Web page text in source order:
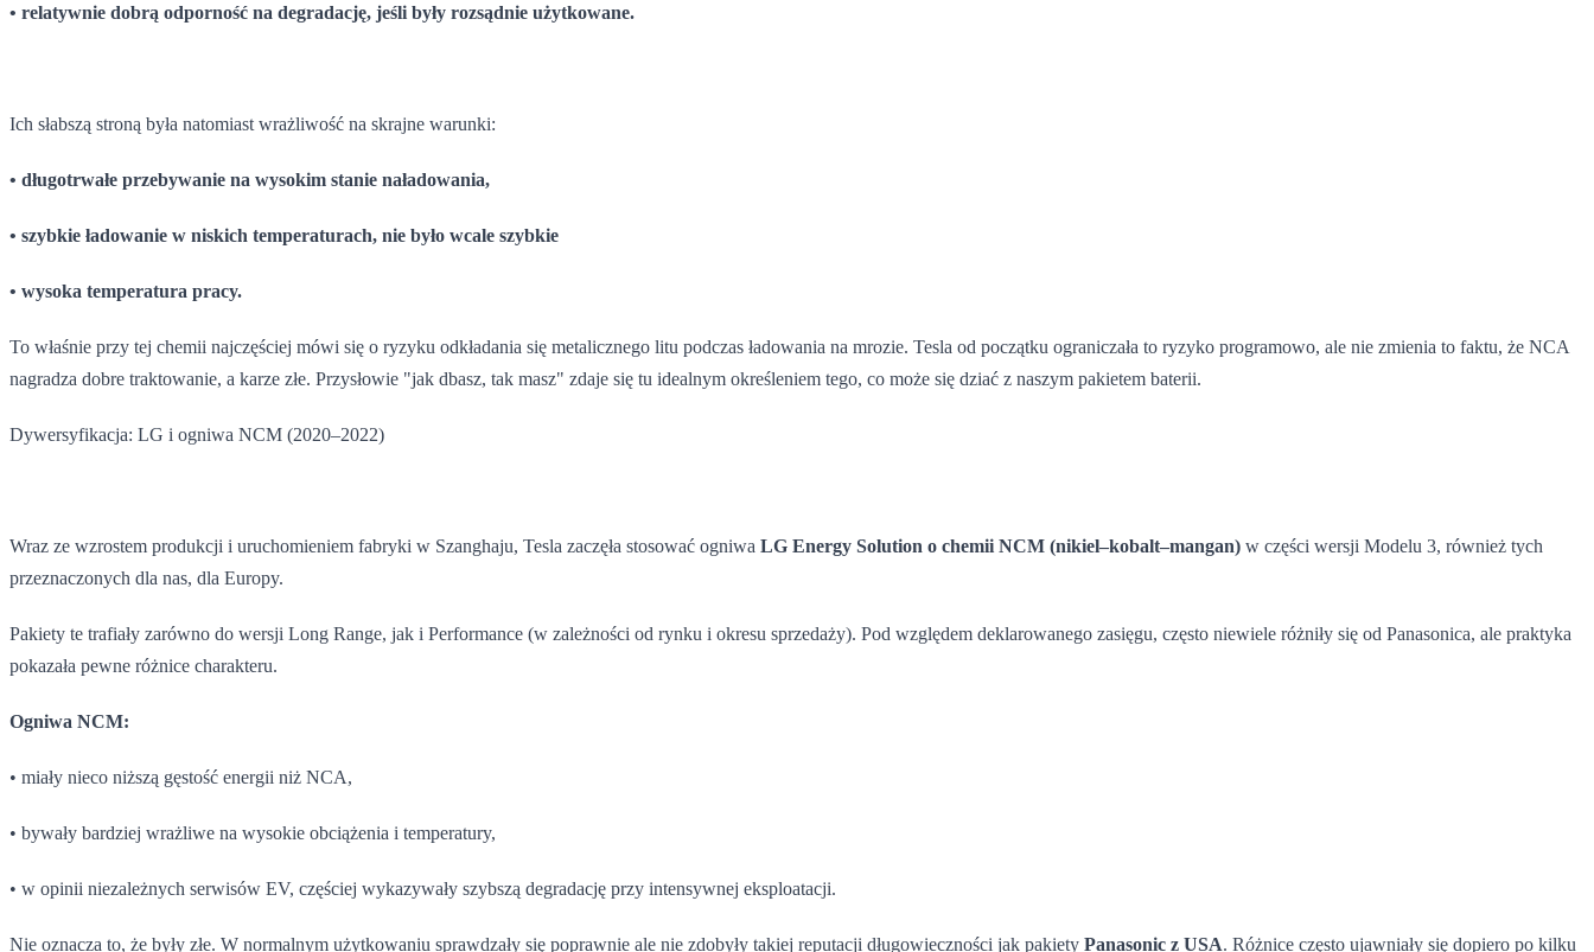
• relatywnie dobrą odporność na degradację, jeśli były rozsądnie użytkowane.
Ich słabszą stroną była natomiast wrażliwość na skrajne warunki:
• długotrwałe przebywanie na wysokim stanie naładowania,
• szybkie ładowanie w niskich temperaturach, nie było wcale szybkie
• wysoka temperatura pracy.
To właśnie przy tej chemii najczęściej mówi się o ryzyku odkładania się metalicznego litu podczas ładowania na mrozie. Tesla od początku ograniczała to ryzyko programowo, ale nie zmienia to faktu, że NCA
nagradza dobre traktowanie, a karze złe. Przysłowie "jak dbasz, tak masz" zdaje się tu idealnym określeniem tego, co może się dziać z naszym pakietem baterii.
Dywersyfikacja: LG i ogniwa NCM (2020–2022)
Wraz ze wzrostem produkcji i uruchomieniem fabryki w Szanghaju, Tesla zaczęła stosować ogniwa LG Energy Solution o chemii NCM (nikiel–kobalt–mangan) w części wersji Modelu 3, również tych
przeznaczonych dla nas, dla Europy.
Pakiety te trafiały zarówno do wersji Long Range, jak i Performance (w zależności od rynku i okresu sprzedaży). Pod względem deklarowanego zasięgu, często niewiele różniły się od Panasonica, ale praktyka
pokazała pewne różnice charakteru.
Ogniwa NCM:
• miały nieco niższą gęstość energii niż NCA,
• bywały bardziej wrażliwe na wysokie obciążenia i temperatury,
• w opinii niezależnych serwisów EV, częściej wykazywały szybszą degradację przy intensywnej eksploatacji.
Nie oznacza to, że były złe. W normalnym użytkowaniu sprawdzały się poprawnie ale nie zdobyły takiej reputacji długowieczności jak pakiety Panasonic z USA. Różnice często ujawniały się dopiero po kilku